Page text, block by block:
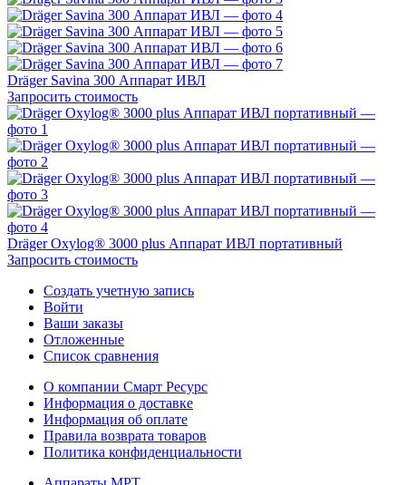
Dräger Savina 300 Аппарат ИВЛ
Запросить стоимость
Dräger Oxylog® 3000 plus Аппарат ИВЛ портативный
Запросить стоимость
Создать учетную запись
Войти
Ваши заказы
Отложенные
Список сравнения
О компании Смарт Ресурс
Информация о доставке
Информация об оплате
Правила возврата товаров
Политика конфиденциальности